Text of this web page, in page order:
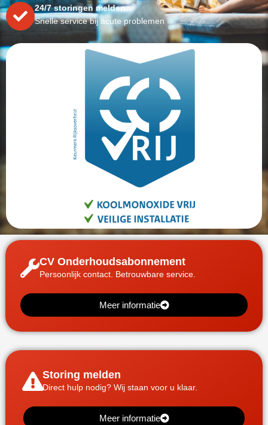
24/7 storingen melden
Snelle service bij acute problemen
CV Onderhoudsabonnement
Persoonlijk contact. Betrouwbare service.
Meer informatie
Storing melden
Direct hulp nodig? Wij staan voor u klaar.
Meer informatie